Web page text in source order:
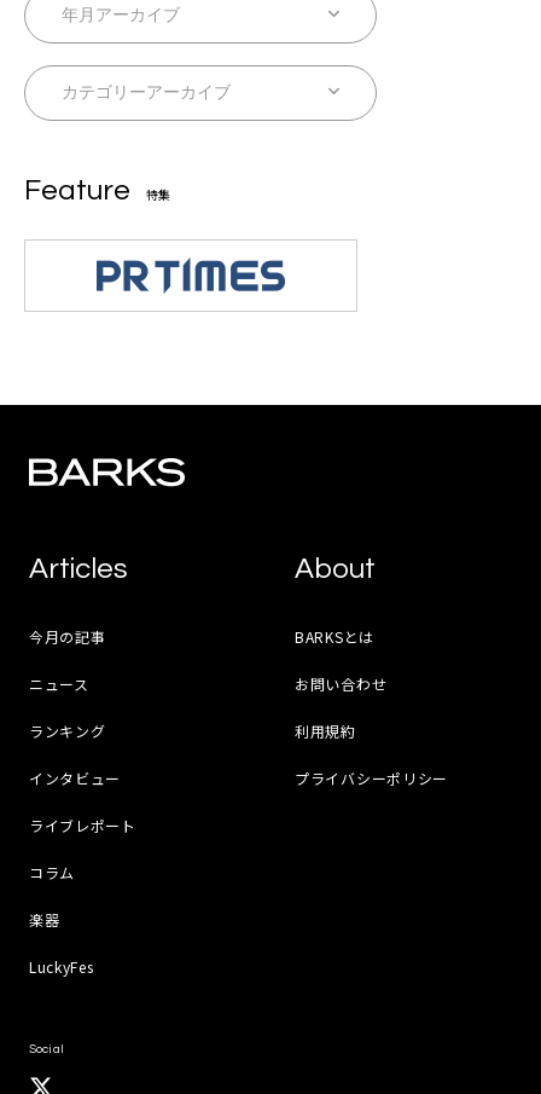
Feature 特集
Articles
今月の記事
ニュース
ランキング
インタビュー
ライブレポート
コラム
楽器
LuckyFes
About
BARKSとは
お問い合わせ
利用規約
プライバシーポリシー
Social